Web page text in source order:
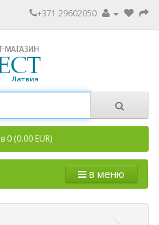
+371 29602050
0 (0.00 EUR)
в меню